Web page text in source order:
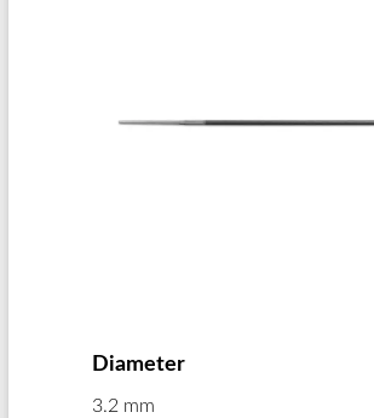
Diameter
3.2 mm